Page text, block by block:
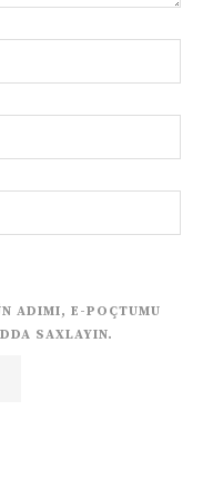
ADIMI, E-POÇTUMU
SAXLAYIN.